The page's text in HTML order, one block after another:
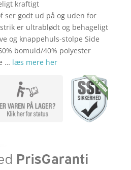
er:
kr.
kraftigt
ser godt ud på og uden for
er ultrablødt og behageligt
og knappehuls-stolpe Side
bomuld/40% polyester
… læs mere her